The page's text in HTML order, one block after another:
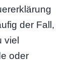
der Fall,
viel
oder